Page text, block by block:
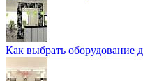
Как выбрать оборудование